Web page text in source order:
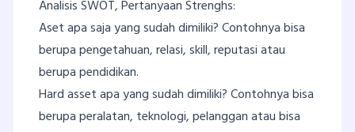
Analisis SWOT, Pertanyaan Strenghs:
Aset apa saja yang sudah dimiliki? Contohnya bisa
berupa pengetahuan, relasi, skill, reputasi atau
berupa pendidikan.
Hard asset apa yang sudah dimiliki? Contohnya bisa
berupa peralatan, teknologi, pelanggan atau bisa